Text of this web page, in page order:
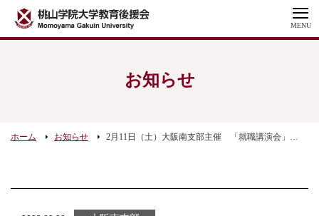
MENU
お知らせ
ホーム お知らせ